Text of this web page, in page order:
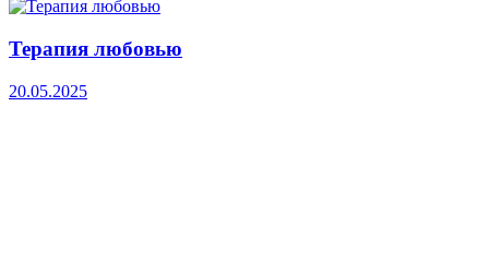
Терапия любовью
20.05.2025